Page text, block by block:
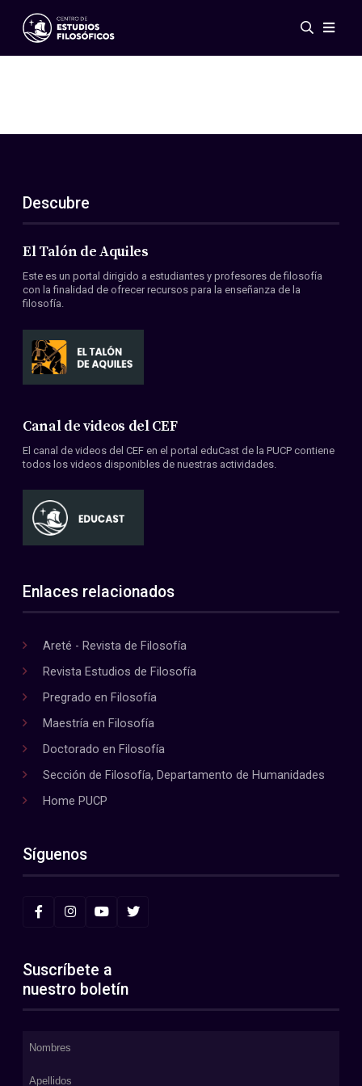
Eventos
ES
EN
Acerca de nosotros
Miembros
Convenios
Descubre
El Talón de Aquiles
Este es un portal dirigido a estudiantes y profesores de filosofía
con la finalidad de ofrecer recursos para la enseñanza de la
filosofía.
Canal de videos del CEF
El canal de videos del CEF en el portal eduCast de la PUCP contiene
todos los videos disponibles de nuestras actividades.
Enlaces relacionados
Areté - Revista de Filosofía
Revista Estudios de Filosofía
Pregrado en Filosofía
Maestría en Filosofía
Doctorado en Filosofía
Sección de Filosofía, Departamento de Humanidades
Home PUCP
Síguenos
Suscríbete a
nuestro boletín